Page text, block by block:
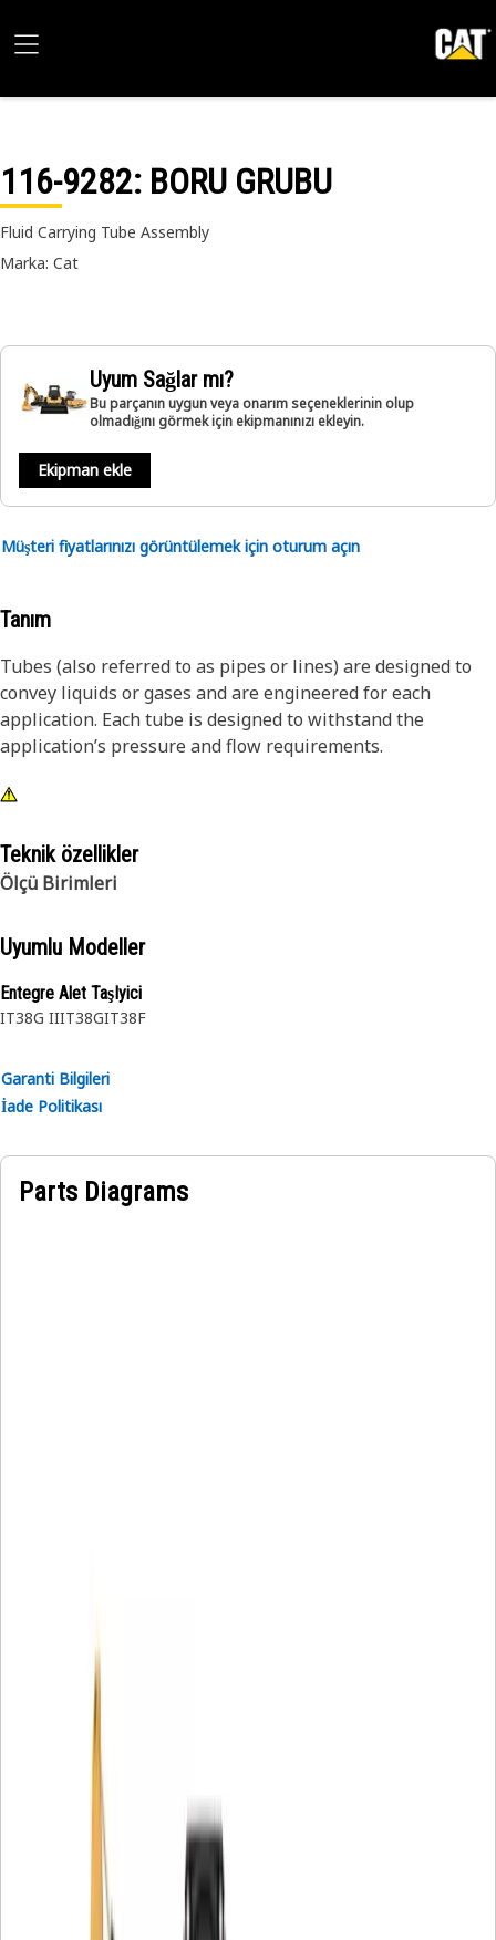
116-9282: BORU GRUBU
Fluid Carrying Tube Assembly
Marka: Cat
Uyum Sağlar mı?
Bu parçanın uygun veya onarım seçeneklerinin olup
olmadığını görmek için ekipmanınızı ekleyin.
Ekipman ekle
Müşteri fiyatlarınızı görüntülemek için oturum açın
Tanım
Tubes (also referred to as pipes or lines) are designed to
convey liquids or gases and are engineered for each
application. Each tube is designed to withstand the
application’s pressure and flow requirements.
Teknik özellikler
Ölçü Birimleri
Uyumlu Modeller
Entegre Alet TaşIyici
IT38G IIIT38GIT38F
Garanti Bilgileri
İade Politikası
Parts Diagrams